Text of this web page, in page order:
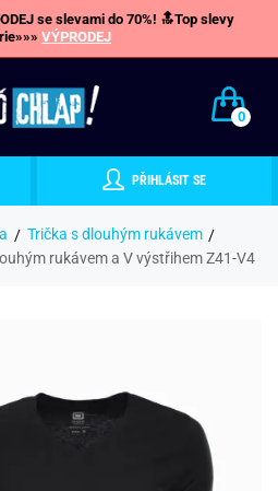
se slevami do 70%! 🔝Top slevy
VÝPRODEJ
0
PŘIHLÁSIT SE
Trička s dlouhým rukávem
rukávem a V výstřihem Z41-V4